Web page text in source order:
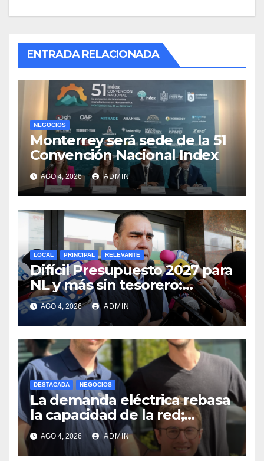
ENTRADA RELACIONADA
NEGOCIOS
Monterrey será sede de la 51
Convención Nacional Index
AGO 4, 2026 ADMIN
LOCAL PRINCIPAL RELEVANTE
Difícil Presupuesto 2027 para
NL y más sin tesorero:
Heriberto Treviño
AGO 4, 2026 ADMIN
DESTACADA NEGOCIOS
La demanda eléctrica rebasa
la capacidad de la red;
buscan aliviarla con baterías
AGO 4, 2026 ADMIN